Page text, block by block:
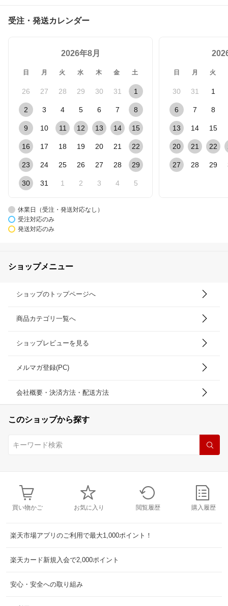
受注・発送カレンダー
2026年8月
日 月 火 水 木 金 土
26 27 28 29 30 31 1
2 3 4 5 6 7 8
9 10 11 12 13 14 15
16 17 18 19 20 21 22
23 24 25 26 27 28 29
30 31 1 2 3 4 5
日 月 火
30 31 1
6 7 8
13 14 15
20 21 22
27 28 29
休業日（受注・発送対応なし）
受注対応のみ
発送対応のみ
ショップメニュー
ショップのトップページへ
商品カテゴリ一覧へ
ショップレビューを見る
メルマガ登録(PC)
会社概要・決済方法・配送方法
このショップから探す
買い物かご お気に入り 閲覧履歴 購入履歴
楽天市場アプリのご利用で最大1,000ポイント！
楽天カード新規入会で2,000ポイント
安心・安全への取り組み